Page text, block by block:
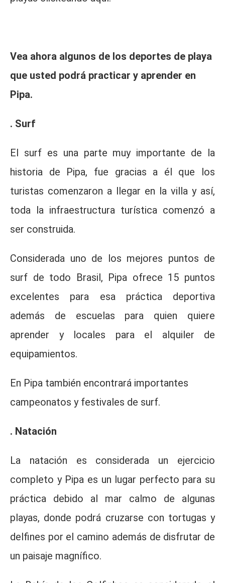
Vea ahora algunos de los deportes de playa
que usted podrá practicar y aprender en
Pipa.
. Surf
El surf es una parte muy importante de la
historia de Pipa, fue gracias a él que los
turistas comenzaron a llegar en la villa y así,
toda la infraestructura turística comenzó a
ser construida.
Considerada uno de los mejores puntos de
surf de todo Brasil, Pipa ofrece 15 puntos
excelentes para esa práctica deportiva
además de escuelas para quien quiere
aprender y locales para el alquiler de
equipamientos.
En Pipa también encontrará importantes
campeonatos y festivales de surf.
. Natación
La natación es considerada un ejercicio
completo y Pipa es un lugar perfecto para su
práctica debido al mar calmo de algunas
playas, donde podrá cruzarse con tortugas y
delfines por el camino además de disfrutar de
un paisaje magnífico.